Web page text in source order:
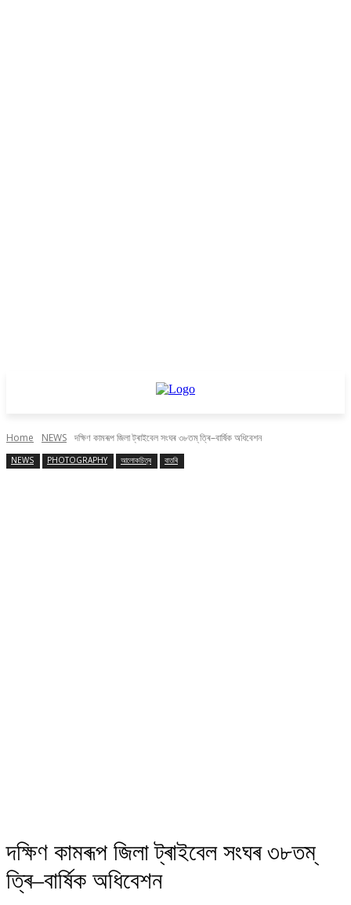
Home NEWS দক্ষিণ কামৰূপ জিলা ট্ৰাইবেল সংঘৰ ৩৮তম্‌ ত্ৰি–বাৰ্ষিক অধিবেশন
NEWS PHOTOGRAPHY আলোকচিত্ৰ বাতৰি
দক্ষিণ কামৰূপ জিলা ট্ৰাইবেল সংঘৰ ৩৮তম্‌
ত্ৰি–বাৰ্ষিক অধিবেশন